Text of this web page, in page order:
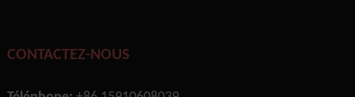
CONTACTEZ-NOUS